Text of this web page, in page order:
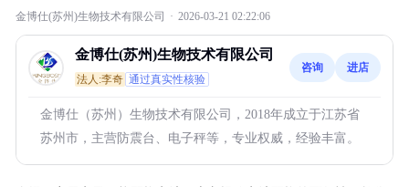
金博仕(苏州)生物技术有限公司 · 2026-03-21 02:22:06
金博仕(苏州)生物技术有限公司
法人:李奇 通过真实性核验
咨询 进店
金博仕（苏州）生物技术有限公司，2018年成立于江苏省
苏州市，主营防震台、电子秤等，专业权威，经验丰富。